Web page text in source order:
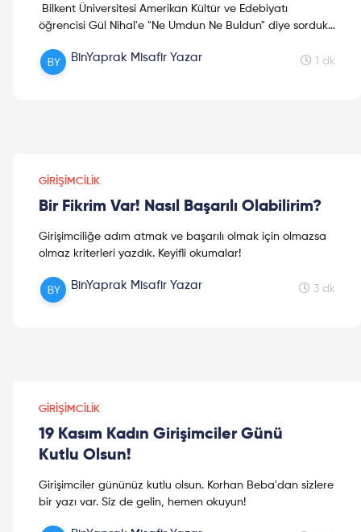
Bilkent Üniversitesi Amerikan Kültür ve Edebiyatı
öğrencisi Gül Nihal'e "Ne Umdun Ne Buldun" diye sorduk...
BinYaprak Misafir Yazar 1 dk
GIRIŞIMCILIK
Bir Fikrim Var! Nasıl Başarılı Olabilirim?
Girişimciliğe adım atmak ve başarılı olmak için olmazsa
olmaz kriterleri yazdık. Keyifli okumalar!
BinYaprak Misafir Yazar 3 dk
GIRIŞIMCILIK
19 Kasım Kadın Girişimciler Günü
Kutlu Olsun!
Girişimciler gününüz kutlu olsun. Korhan Beba'dan sizlere
bir yazı var. Siz de gelin, hemen okuyun!